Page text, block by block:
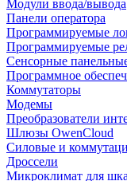
Модули ввода/вывода
Панели оператора
Программируемые
Программируемые
Сенсорные
Программное
Коммутаторы
Модемы
Преобразователи
Шлюзы OwenCloud
Силовые и
Дроссели
Микроклимат для